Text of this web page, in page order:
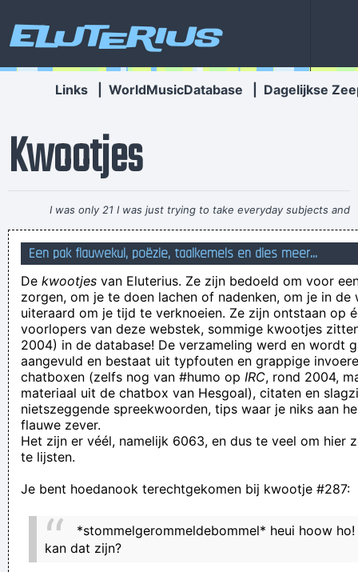
Eluterius
Links WorldMusicDatabase Dagelijkse
Kwootjes
I was only 21 I was just trying to take everyday subjects and
write about things other people weren´t writing about -
working-class life and culture ~ Paul Weller
Ik wens he een fijne verjaardag. Sterkte met je beperkingen,
maar je lijkt me een konden die toch z'n weg wel weet te
vinden
Ik stond aan de urinoirs en hoorde iemand de toiletten
binnenkomen, enkel om een scheet te laten. 'Die moet al een
hele tijd hebben zitten wringen', dacht ik. Gênant.
Jeron Boesten, architect-gynaecoloog, vindt het aangenaam
als er zowat vanalles op zijn werktafel ligt. Een gedragen sok,
If I can only get it up the stairs without barfing out a lung, it
Perry Slaats, een echte straffe, maakt zijn omgeving bang
Een pak flauwekul, poëzie, taalkemels en dies meer...
De kwootjes van Eluterius. Ze zijn bedoeld om voor
zorgen, om je te doen lachen of nadenken, om je in de
uiteraard om je tijd te verknoeien. Ze zijn ontstaan op
voorlopers van deze webstek, sommige kwootjes
2004) in de database! De verzameling werd en wordt
aangevuld en bestaat uit typfouten en grappige
chatboxen (zelfs nog van #humo op IRC, rond 2004,
materiaal uit de chatbox van Hesgoal), citaten en
nietszeggende spreekwoorden, tips waar je niks aan
flauwe zever.
Het zijn er véél, namelijk 6063, en dus te veel om hier
te lijsten.
Je bent hoedanook terechtgekomen bij kwootje #287:
*stommelgerommeldebommel* heui hoow ho!
kan dat zijn?